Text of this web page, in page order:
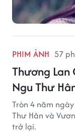
PHIM ẢNH 57
Thương Lan
Ngu Thư
Tròn 4 năm
Thư Hân và
trở lại.